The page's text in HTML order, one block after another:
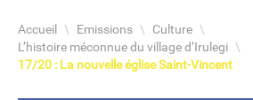
Accueil \ Emissions \ Culture \
L’histoire méconnue du village d’Irulegi \
17/20 : La nouvelle église Saint-Vincent